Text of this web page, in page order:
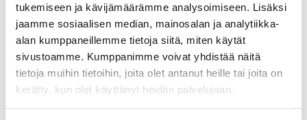
tukemiseen ja kävijämäärämme analysoimiseen. Lisäksi
jaamme sosiaalisen median, mainosalan ja analytiikka-
alan kumppaneillemme tietoja siitä, miten käytät
sivustoamme. Kumppanimme voivat yhdistää näitä
tietoja muihin tietoihin, joita olet antanut heille tai joita on
kerätty, kun olet käyttänyt heidän palvelujaan.
Koko
size "77.62"
Käyttölämpötila
'-40 °C...+125 °C
IP-luokka
IP20 without enclosure, IP65/IP66
with enclosure
Uros/Naaras